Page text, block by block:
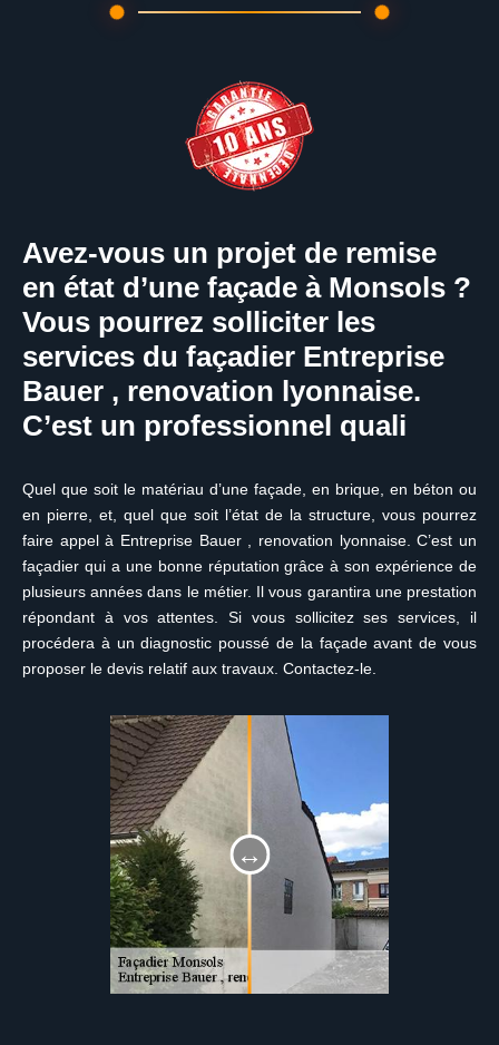
Avez-vous un projet de remise
en état d’une façade à Monsols ?
Vous pourrez solliciter les
services du façadier Entreprise
Bauer , renovation lyonnaise.
C’est un professionnel quali
Quel que soit le matériau d’une façade, en brique, en béton ou
en pierre, et, quel que soit l’état de la structure, vous pourrez
faire appel à Entreprise Bauer , renovation lyonnaise. C’est un
façadier qui a une bonne réputation grâce à son expérience de
plusieurs années dans le métier. Il vous garantira une prestation
répondant à vos attentes. Si vous sollicitez ses services, il
procédera à un diagnostic poussé de la façade avant de vous
proposer le devis relatif aux travaux. Contactez-le.